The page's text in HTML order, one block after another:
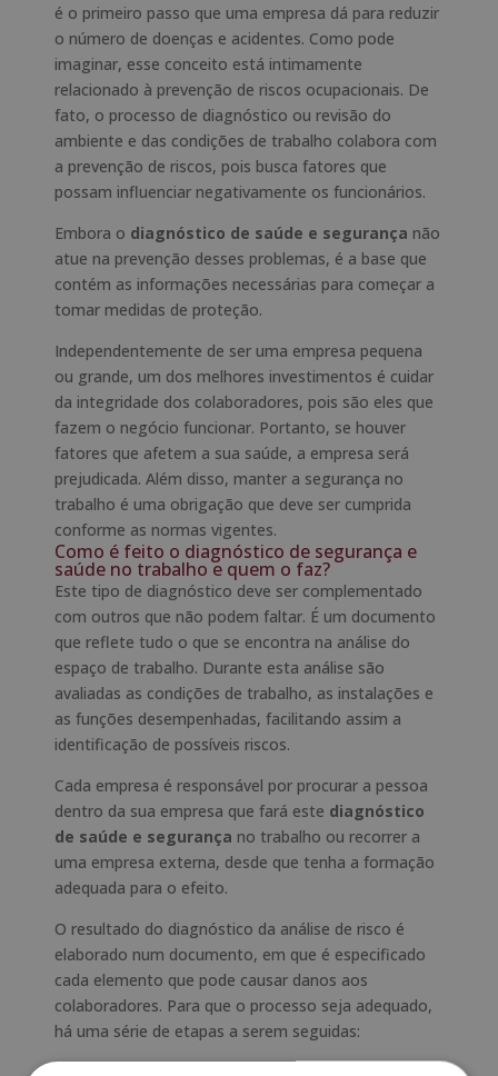
é o primeiro passo que uma empresa dá para reduzir
o número de doenças e acidentes. Como pode
imaginar, esse conceito está intimamente
relacionado à prevenção de riscos ocupacionais. De
fato, o processo de diagnóstico ou revisão do
ambiente e das condições de trabalho colabora com
a prevenção de riscos, pois busca fatores que
possam influenciar negativamente os funcionários.
Embora o diagnóstico de saúde e segurança não
atue na prevenção desses problemas, é a base que
contém as informações necessárias para começar a
tomar medidas de proteção.
Independentemente de ser uma empresa pequena
ou grande, um dos melhores investimentos é cuidar
da integridade dos colaboradores, pois são eles que
fazem o negócio funcionar. Portanto, se houver
fatores que afetem a sua saúde, a empresa será
prejudicada. Além disso, manter a segurança no
trabalho é uma obrigação que deve ser cumprida
conforme as normas vigentes.
Como é feito o diagnóstico de segurança e
saúde no trabalho e quem o faz?
Este tipo de diagnóstico deve ser complementado
com outros que não podem faltar. É um documento
que reflete tudo o que se encontra na análise do
espaço de trabalho. Durante esta análise são
avaliadas as condições de trabalho, as instalações e
as funções desempenhadas, facilitando assim a
identificação de possíveis riscos.
Cada empresa é responsável por procurar a pessoa
dentro da sua empresa que fará este diagnóstico
de saúde e segurança no trabalho ou recorrer a
uma empresa externa, desde que tenha a formação
adequada para o efeito.
O resultado do diagnóstico da análise de risco é
elaborado num documento, em que é especificado
cada elemento que pode causar danos aos
colaboradores. Para que o processo seja adequado,
há uma série de etapas a serem seguidas: